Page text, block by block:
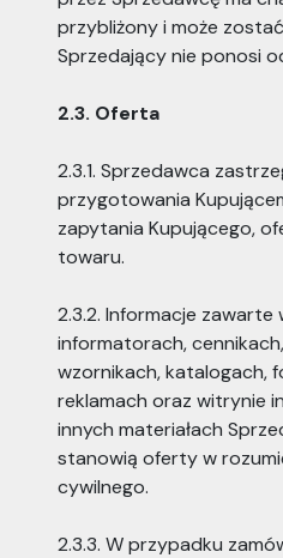
przybliżony i może
Sprzedający nie ponosi
2.3. Oferta
2.3.1. Sprzedawca
przygotowania
zapytania Kupującego,
towaru.
2.3.2. Informacje
informatorach,
wzornikach, katalogach,
reklamach oraz witrynie
innych materiałach
stanowią oferty w
cywilnego.
2.3.3. W przypadku